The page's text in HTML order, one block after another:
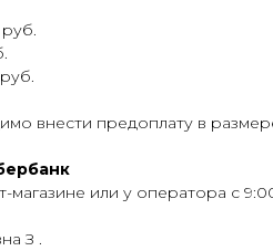
внести предоплату в
магазине или у оператора с
З .